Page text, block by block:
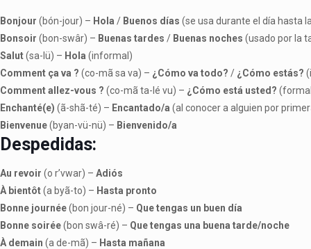
Bonjour (bón-jour) – Hola / Buenos días (se usa durante el día hasta
Bonsoir (bon-swâr) – Buenas tardes / Buenas noches (usado por la
Salut(sa-lü) – Hola (informal)
Comment ça va ? (co-mã sa va) – ¿Cómo va todo? / ¿Cómo estás?
Comment allez-vous ? (co-mã ta-lé vu) – ¿Cómo está usted?
Enchanté(e) (ã-shã-té) – Encantado/a (al conocer a alguien por
Bienvenue(byan-vü-nü) – Bienvenido/a
Despedidas:
Au revoir (o r’vwar) – Adiós
À bientôt(a byã-to) – Hasta pronto
Bonne journée(bon jour-né) – Que tengas un buen día
Bonne soirée(bon swâ-ré) – Que tengas una buena tarde/noche
À demain (a de-mã) – Hasta mañana